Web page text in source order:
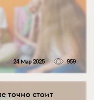
24 Мар 2025 959
точно стоит